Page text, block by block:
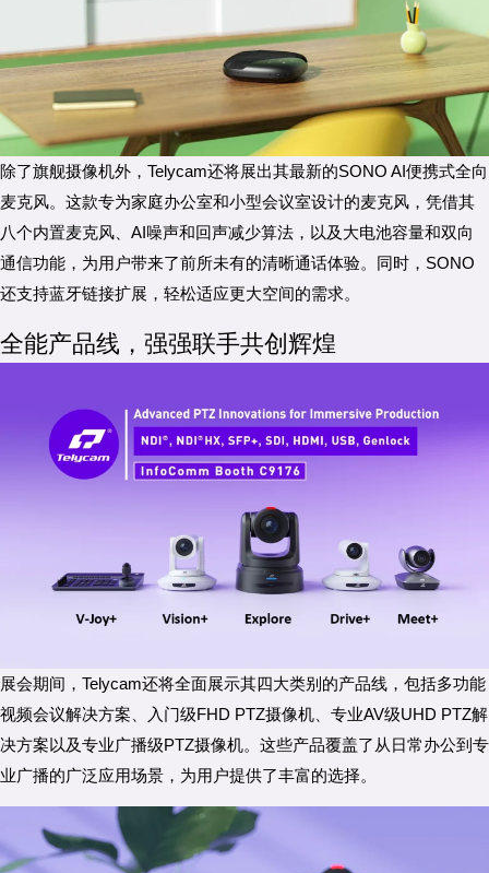
除了旗舰摄像机外，Telycam还将展出其最新的SONO AI便携式全向
麦克风。这款专为家庭办公室和小型会议室设计的麦克风，凭借其
八个内置麦克风、AI噪声和回声减少算法，以及大电池容量和双向
通信功能，为用户带来了前所未有的清晰通话体验。同时，SONO
还支持蓝牙链接扩展，轻松适应更大空间的需求。
全能产品线，强强联手共创辉煌
展会期间，Telycam还将全面展示其四大类别的产品线，包括多功能
视频会议解决方案、入门级FHD PTZ摄像机、专业AV级UHD PTZ解
决方案以及专业广播级PTZ摄像机。这些产品覆盖了从日常办公到专
业广播的广泛应用场景，为用户提供了丰富的选择。